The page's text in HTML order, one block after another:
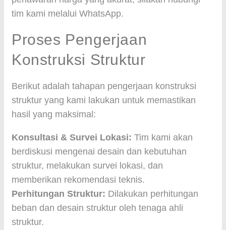
tim kami melalui WhatsApp.
Proses Pengerjaan
Konstruksi Struktur
Berikut adalah tahapan pengerjaan konstruksi
struktur yang kami lakukan untuk memastikan
hasil yang maksimal:
Konsultasi & Survei Lokasi: Tim kami akan
berdiskusi mengenai desain dan kebutuhan
struktur, melakukan survei lokasi, dan
memberikan rekomendasi teknis.
Perhitungan Struktur: Dilakukan perhitungan
beban dan desain struktur oleh tenaga ahli
struktur.